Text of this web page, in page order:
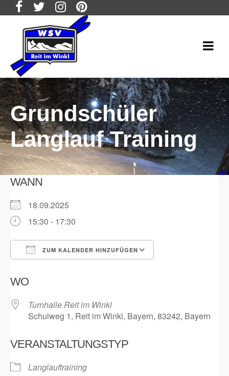
Grundschüler
Langlauf Training
WANN
18.09.2025
15:30 - 17:30
ZUM KALENDER HINZUFÜGEN
WO
Turnhalle Reit im Winkl
Schulweg 1, Reit im Winkl, Bayern, 83242, Bayern
VERANSTALTUNGSTYP
Langlauftraining